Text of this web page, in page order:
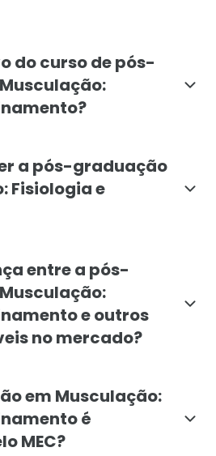
do curso de pós-
a pós-graduação
Fisiologia e
entre a pós-
e outros
no mercado?
em Musculação:
é
MEC?